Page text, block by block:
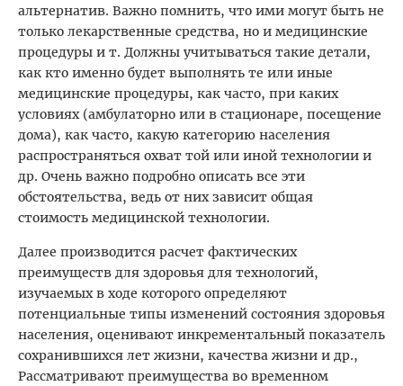
альтернатив. Важно помнить, что ими могут быть не
только лекарственные средства, но и медицинские
процедуры и т. Должны учитываться такие детали,
как кто именно будет выполнять те или иные
медицинские процедуры, как часто, при каких
условиях (амбулаторно или в стационаре, посещение
дома), как часто, какую категорию населения
распространяться охват той или иной технологии и
др. Очень важно подробно описать все эти
обстоятельства, ведь от них зависит общая
стоимость медицинской технологии.
Далее производится расчет фактических
преимуществ для здоровья для технологий,
изучаемых в ходе которого определяют
потенциальные типы изменений состояния здоровья
населения, оценивают инкрементальный показатель
сохранившихся лет жизни, качества жизни и др.,
Рассматривают преимущества во временном